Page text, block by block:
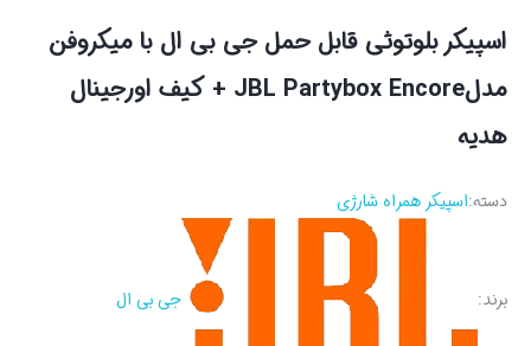
اسپیکر بلوتوثی قابل حمل جی بی ال با میکروفن
مدلJBL Partybox Encore + کیف اورجینال
هدیه
دسته:اسپیکر همراه شارژی
برند: جی بی ال